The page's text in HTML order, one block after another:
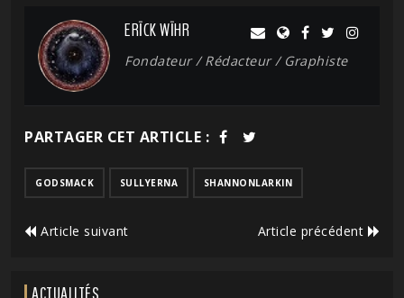
ERĪCK WĪHR
Fondateur / Rédacteur / Graphiste
PARTAGER CET ARTICLE :
GODSMACK SULLYERNA SHANNONLARKIN
Article suivant Article précédent
ACTUALITÉS